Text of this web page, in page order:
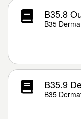
B35.8
B35
B35.9
B35